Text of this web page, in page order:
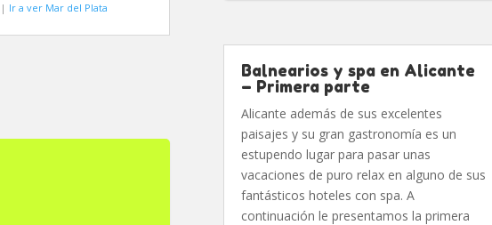
| Ir a ver Mar del Plata
Balnearios y spa en Alicante
– Primera parte
Alicante además de sus excelentes
paisajes y su gran gastronomía es un
estupendo lugar para pasar unas
vacaciones de puro relax en alguno de sus
fantásticos hoteles con spa. A
continuación le presentamos la primera